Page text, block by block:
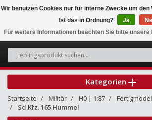
Kategorien
Startseite Militär H0 | 1:87
Sd.Kfz. 165 Hummel
Wir benutzen Cookies nur für interne Zwecke um
Ist das in Ordnung?
Ja
Für weitere Informationen beachten Sie bitte